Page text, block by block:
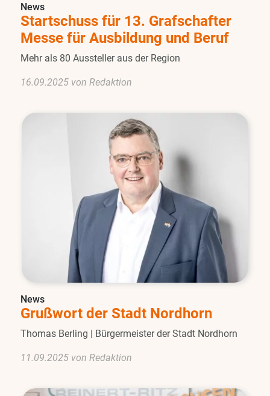
News
Startschuss für 13. Grafschafter
Messe für Ausbildung und Beruf
Mehr als 80 Aussteller aus der Region
16.09.2025 von Redaktion
News
Grußwort der Stadt Nordhorn
Thomas Berling | Bürgermeister der Stadt Nordhorn
11.09.2025 von Redaktion